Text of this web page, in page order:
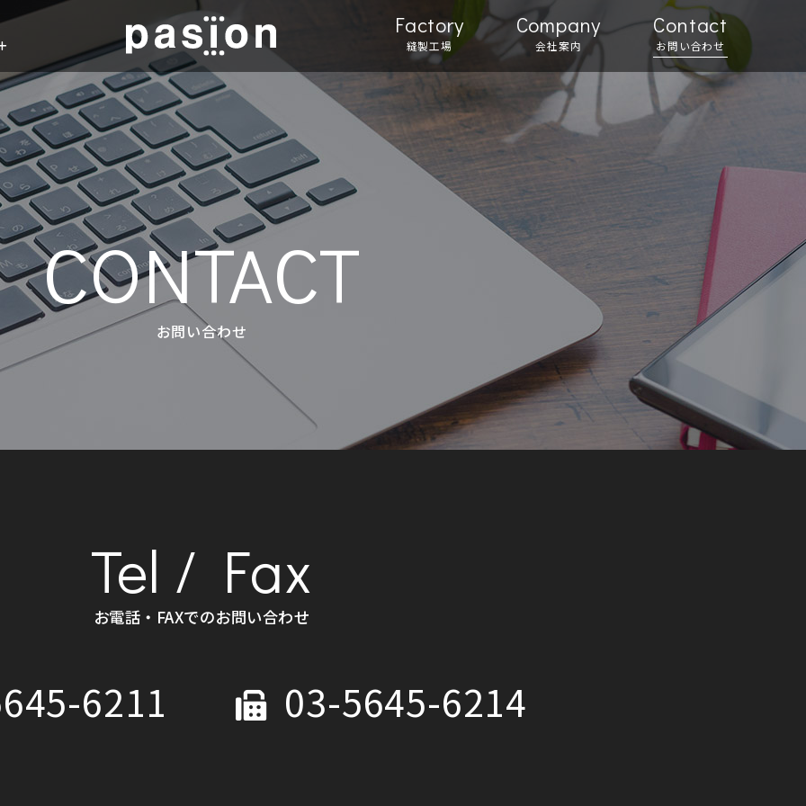
Factory
縫製工場
Company
会社案内
Contact
お問い合わせ
CONTACT
お問い合わせ
Tel / Fax
お電話・FAXでのお問い合わせ
6211 03-5645-6214